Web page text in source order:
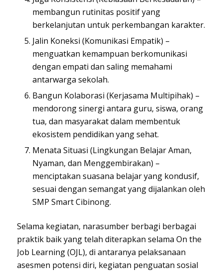
membangun rutinitas positif yang
berkelanjutan untuk perkembangan karakter.
Jalin Koneksi (Komunikasi Empatik) –
menguatkan kemampuan berkomunikasi
dengan empati dan saling memahami
antarwarga sekolah.
Bangun Kolaborasi (Kerjasama Multipihak) –
mendorong sinergi antara guru, siswa, orang
tua, dan masyarakat dalam membentuk
ekosistem pendidikan yang sehat.
Menata Situasi (Lingkungan Belajar Aman,
Nyaman, dan Menggembirakan) –
menciptakan suasana belajar yang kondusif,
sesuai dengan semangat yang dijalankan oleh
SMP Smart Cibinong.
Selama kegiatan, narasumber berbagi berbagai
praktik baik yang telah diterapkan selama On the
Job Learning (OJL), di antaranya pelaksanaan
asesmen potensi diri, kegiatan penguatan sosial